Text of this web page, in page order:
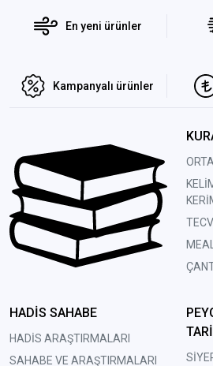
En yeni ürünler
Kampanyalı ürünler
HADİS SAHABE
HADİS ARAŞTIRMALARI
SAHABE VE ARAŞTIRMALARI